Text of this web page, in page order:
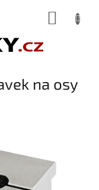
na osy